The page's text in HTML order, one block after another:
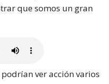
que somos un gran
ver acción varios